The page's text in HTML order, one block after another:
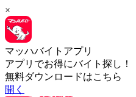
×
マッハバイトアプリ
アプリでお得にバイト探し！
無料ダウンロードはこちら
開く